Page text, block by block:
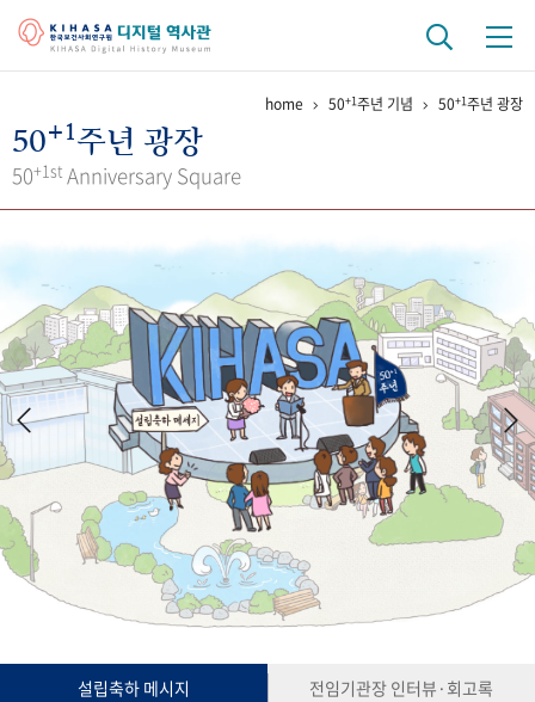
걸어온 길 기관 변천사
키워드로 보는 연구 역사
연구자들
간행물 변천사
기록물 아카이브
사진 아카이브 문서 기록물 행정박물 영상 기록물
50+1 주년 기념
성과 50선 숫자로 보는 50년 50
주년 광장
세계와 함께 한 KIHASA
VR 역사관
home 50+1주년 기념 50+1주년 광장
50+1주년 광장
50+1st Anniversary Square
설립축하 메시지
전임기관장 인터뷰·회고록